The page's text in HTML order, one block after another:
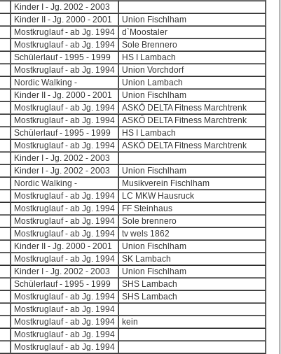
Kinder I - Jg. 2002 - 2003
Kinder II - Jg. 2000 - 2001
Union Fischlham
Mostkruglauf - ab Jg. 1994
d`Moostaler
Mostkruglauf - ab Jg. 1994
Sole Brennero
Schülerlauf - 1995 - 1999
HS I Lambach
Mostkruglauf - ab Jg. 1994
Union Vorchdorf
Nordic Walking -
Union Lambach
Kinder II - Jg. 2000 - 2001
Union Fischlham
Mostkruglauf - ab Jg. 1994
ASKÖ DELTA Fitness Marchtrenk
Mostkruglauf - ab Jg. 1994
ASKÖ DELTA Fitness Marchtrenk
Schülerlauf - 1995 - 1999
HS I Lambach
Mostkruglauf - ab Jg. 1994
ASKÖ DELTA Fitness Marchtrenk
Kinder I - Jg. 2002 - 2003
Kinder I - Jg. 2002 - 2003
Union Fischlham
Nordic Walking -
Musikverein Fischlham
Mostkruglauf - ab Jg. 1994
LC MKW Hausruck
Mostkruglauf - ab Jg. 1994
FF Steinhaus
Mostkruglauf - ab Jg. 1994
Sole brennero
Mostkruglauf - ab Jg. 1994
tv wels 1862
Kinder II - Jg. 2000 - 2001
Union Fischlham
Mostkruglauf - ab Jg. 1994
SK Lambach
Kinder I - Jg. 2002 - 2003
Union Fischlham
Schülerlauf - 1995 - 1999
SHS Lambach
Mostkruglauf - ab Jg. 1994
SHS Lambach
Mostkruglauf - ab Jg. 1994
Mostkruglauf - ab Jg. 1994
kein
Mostkruglauf - ab Jg. 1994
Mostkruglauf - ab Jg. 1994